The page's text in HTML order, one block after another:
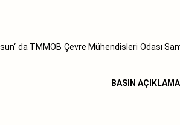
da TMMOB Çevre Mühendisleri Odası
BASIN